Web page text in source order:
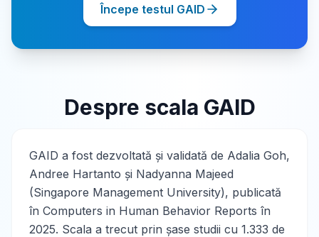
Începe testul GAID
Despre scala GAID
GAID a fost dezvoltată și validată de Adalia Goh,
Andree Hartanto și Nadyanna Majeed
(Singapore Management University), publicată
în Computers in Human Behavior Reports în
2025. Scala a trecut prin șase studii cu 1.333 de